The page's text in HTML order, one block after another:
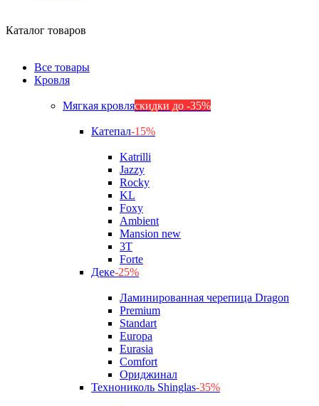
Каталог товаров
Все товары
Кровля
Мягкая кровляскидки до -35%
Катепал-15%
Katrilli
Jazzy
Rocky
KL
Foxy
Ambient
Mansion new
3Т
Forte
Деке-25%
Ламинированная черепица Dragon
Premium
Standart
Europa
Eurasia
Comfort
Ориджинал
Технониколь Shinglas-35%